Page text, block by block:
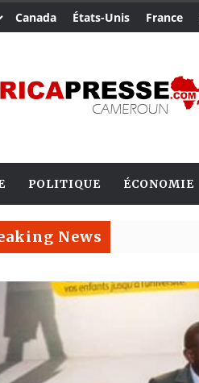
Canada États-Unis France
POLITIQUE ÉCONOMIE
News